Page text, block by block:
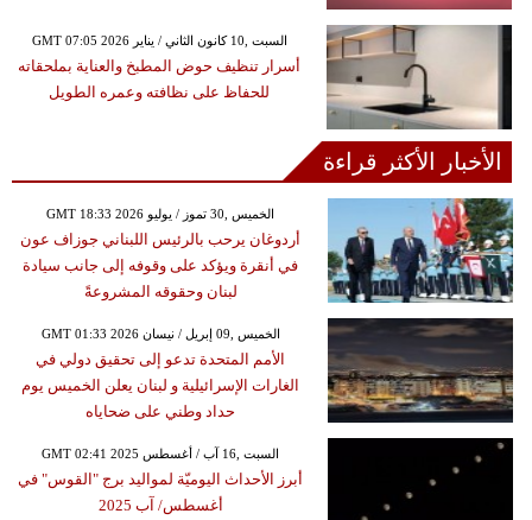
GMT 07:05 2026 السبت ,10 كانون الثاني / يناير
أسرار تنظيف حوض المطبخ والعناية بملحقاته
للحفاظ على نظافته وعمره الطويل
الأخبار الأكثر قراءة
GMT 18:33 2026 الخميس ,30 تموز / يوليو
أردوغان يرحب بالرئيس اللبناني جوزاف عون
في أنقرة ويؤكد على وقوفه إلى جانب سيادة
لبنان وحقوقه المشروعةً
GMT 01:33 2026 الخميس ,09 إبريل / نيسان
الأمم المتحدة تدعو إلى تحقيق دولي في
الغارات الإسرائيلية و لبنان يعلن الخميس يوم
حداد وطني على ضحاياه
GMT 02:41 2025 السبت ,16 آب / أغسطس
أبرز الأحداث اليوميّة لمواليد برج "القوس" في
أغسطس/ آب 2025